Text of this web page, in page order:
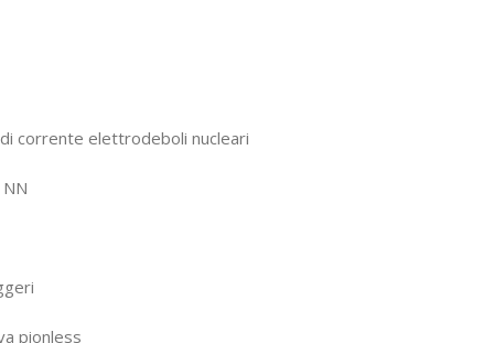
corrente elettrodeboli nucleari
pionless